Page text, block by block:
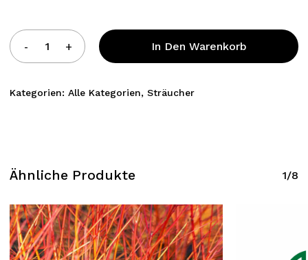
In Den Warenkorb
Kategorien: Alle Kategorien, Sträucher
Ähnliche Produkte 1/8